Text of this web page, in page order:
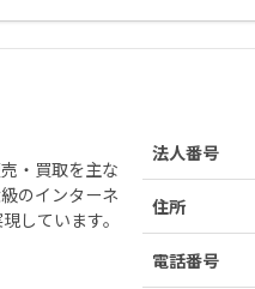
・買取を主な
のインターネ
しています。
法人番号
住所
電話番号